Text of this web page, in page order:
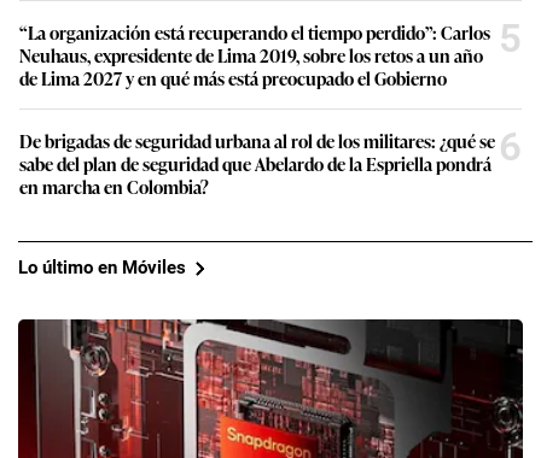
“La organización está recuperando el tiempo perdido”: Carlos
Neuhaus, expresidente de Lima 2019, sobre los retos a un año
de Lima 2027 y en qué más está preocupado el Gobierno
5
De brigadas de seguridad urbana al rol de los militares: ¿qué se
sabe del plan de seguridad que Abelardo de la Espriella pondrá
en marcha en Colombia?
6
Lo último en Móviles